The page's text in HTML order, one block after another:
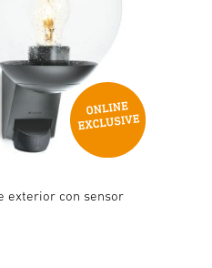
exterior con sensor